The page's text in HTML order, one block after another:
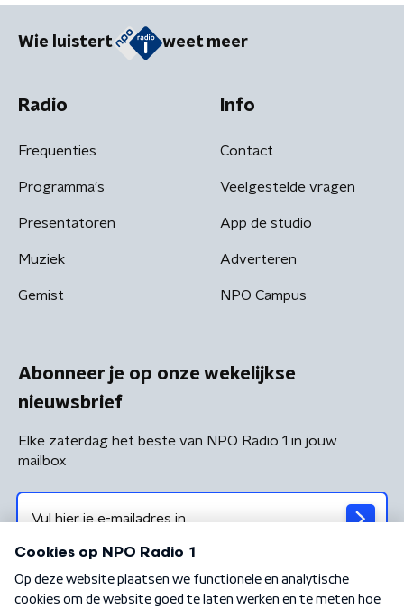
Wie luistert weet meer
Radio
Frequenties
Programma's
Presentatoren
Muziek
Gemist
Info
Contact
Veelgestelde vragen
App de studio
Adverteren
NPO Campus
Abonneer je op onze wekelijkse
nieuwsbrief
Elke zaterdag het beste van NPO Radio 1 in jouw
mailbox